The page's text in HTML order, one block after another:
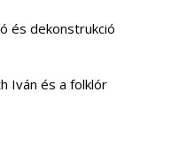
és dekonstrukció
Iván és a folklór